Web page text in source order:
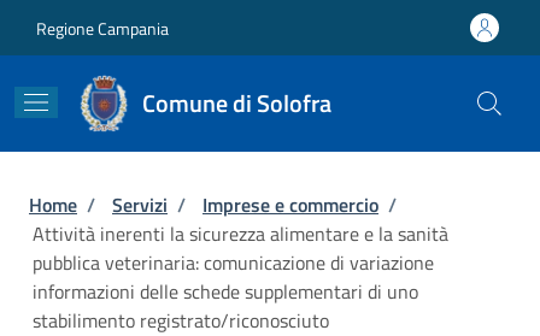
Regione Campania
Comune di Solofra
Briciole di pane
Home / Servizi / Imprese e commercio /
Attività inerenti la sicurezza alimentare e la sanità
pubblica veterinaria: comunicazione di variazione
informazioni delle schede supplementari di uno
stabilimento registrato/riconosciuto